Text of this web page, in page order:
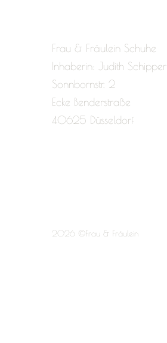
Frau & Fräulein Schuhe
Inhaberin: Judith Schipper
Sonnbornstr. 2
Ecke Benderstraße
40625 Düsseldorf
2026 ©Frau & Fräulein